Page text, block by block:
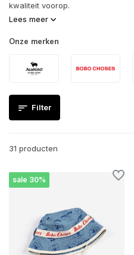
kwaliteit voorop.
Lees meer
Onze merken
Filter
31 producten
sale 30%